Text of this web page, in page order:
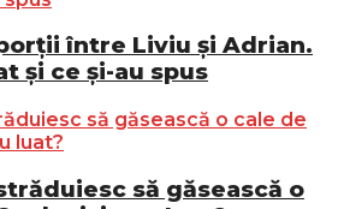
între Liviu și Adrian.
și ce și-au spus
să găsească o